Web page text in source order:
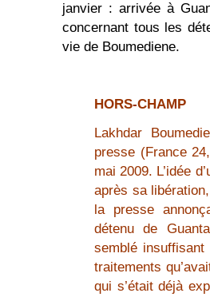
janvier : arrivée à
concernant tous les
vie de Boumediene.
HORS-CHAMP
Lakhdar
presse (France
mai 2009. L’idée
après sa
la presse
détenu de
semblé
traitements
qui s’était déjà